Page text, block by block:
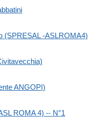
(SPRESAL -ASLROMA4)
ANGOPI)
ROMA 4) -- N°1